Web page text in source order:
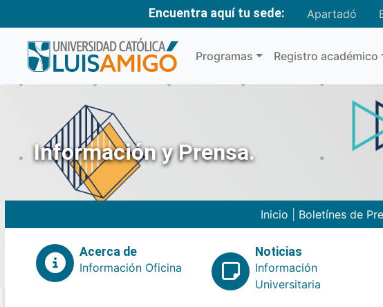
Encuentra aquí tu sede: Apartadó
Programas Registro académico
Información y Prensa.
Inicio Boletínes de
Acerca de
Información Oficina
Noticias
Información
Universitaria